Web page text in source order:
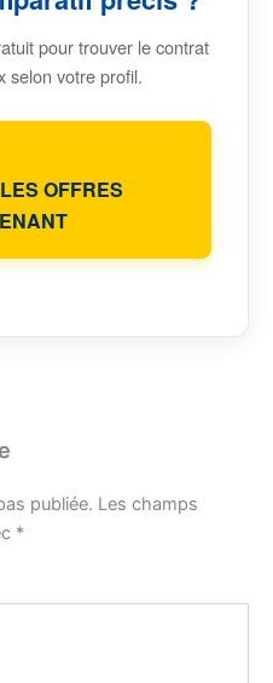
pour trouver le contrat
selon votre profil.
OFFRES
publiée. Les champs
*